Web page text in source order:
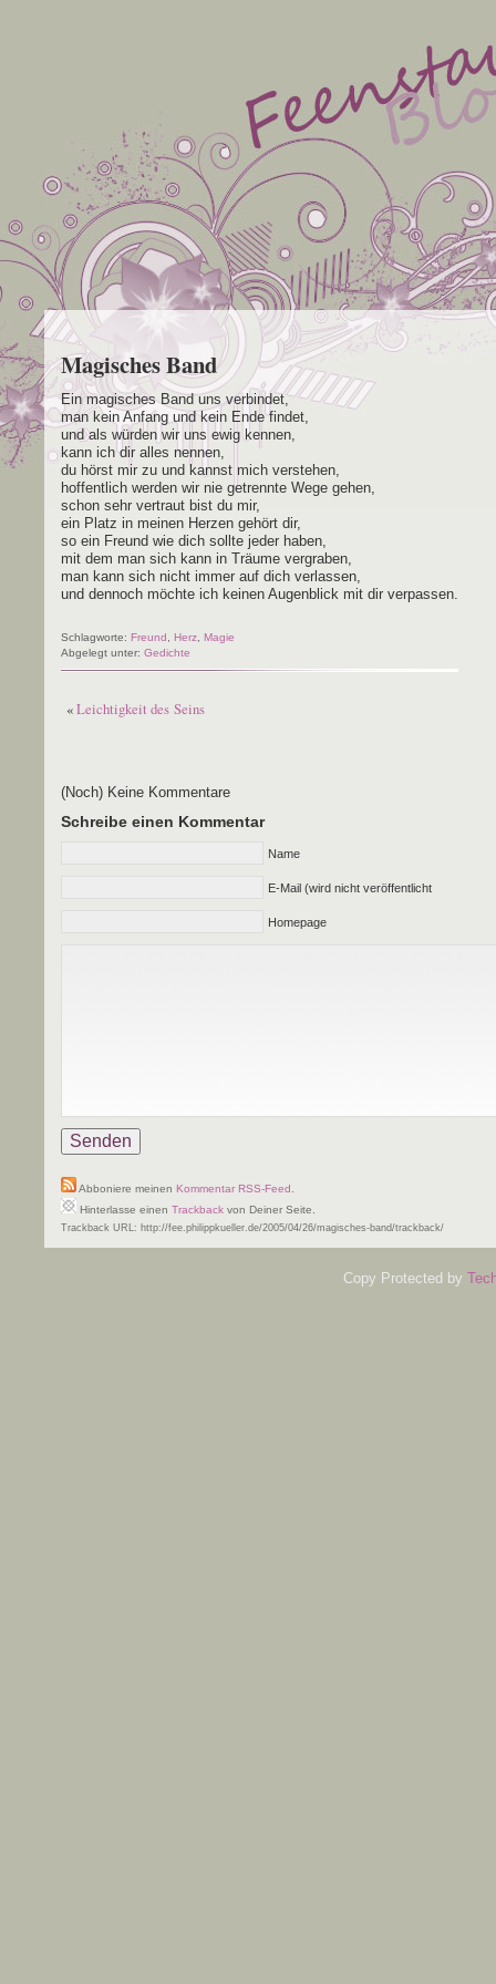
Magisches Band
Ein magi­sches Band uns verbindet,
man kein Anfang und kein Ende findet,
und als wür­den wir uns ewig kennen,
kann ich dir alles nennen,
du hörst mir zu und kannst mich verstehen,
hof­fent­lich wer­den wir nie getrenn­te Wege gehen,
schon sehr ver­traut bist du mir,
ein Platz in mei­nen Her­zen gehört dir,
so ein Freund wie dich soll­te jeder haben,
mit dem man sich kann in Träu­me vergraben,
man kann sich nicht immer auf dich verlassen,
und den­noch möch­te ich kei­nen Augen­blick mit dir verpassen.
Schlagworte: Freund Herz Magie
Abgelegt unter: Gedichte
«Leichtigkeit des Seins
(Noch) Keine Kommentare
Schreibe einen Kommentar
Name
E-Mail (wird nicht veröffentlicht
Homepage
Abboniere meinen Kommentar RSS-Feed
Hinterlasse einen Trackback von Deiner Seite.
Trackback URL: http://fee.philippkueller.de/2005/04/26/magisches-band/trackback/
Copy Protected by